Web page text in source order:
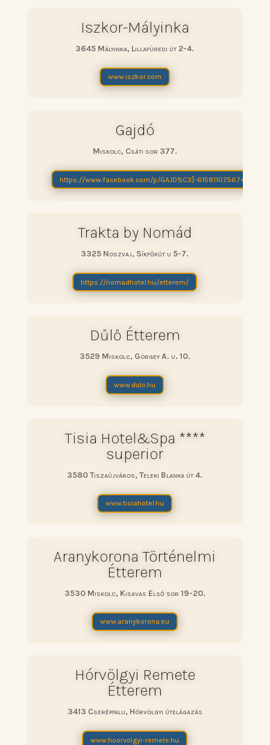
Iszkor-Mályinka
3645 Mályinka, Lillafüredi út 2-4.
www.iszkor.com
Gajdó
Miskolc, Csáti sor 377.
https://www.facebook.com/p/GAJD%C3]-61581107567445/
Trakta by Nomád
3325 Noszvaj, Síkfőkút u 5-7.
https://nomadhotel.hu/etterem/
Dűlő Étterem
3529 Miskolc, Görgey A. u. 10.
www.dulo.hu
Tisia Hotel&Spa ****
superior
3580 Tiszaújváros, Teleki Blanka út 4.
www.tisiahotel.hu
Aranykorona Történelmi
Étterem
3530 Miskolc, Kisavas Első sor 19-20.
www.aranykorona.eu
Hórvölgyi Remete
Étterem
3413 Cserépfalu, Hórvölgyi útelágazás
www.hoorvolgyi-remete.hu